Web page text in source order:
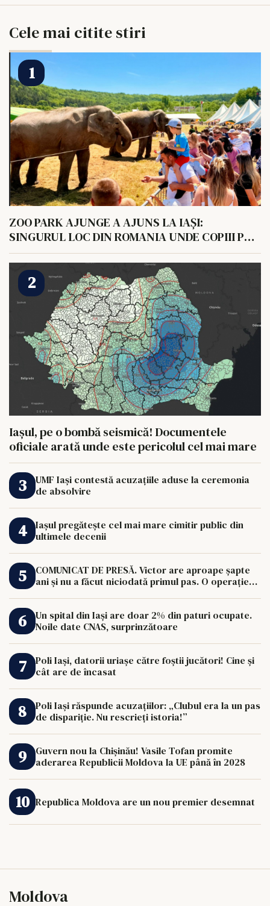
Cele mai citite stiri
ZOO PARK AJUNGE A AJUNS LA IAȘI:
SINGURUL LOC DIN ROMANIA UNDE COPIII POT
HRANI UN ELEFANT
Iașul, pe o bombă seismică! Documentele
oficiale arată unde este pericolul cel mai mare
UMF Iași contestă acuzațiile aduse la ceremonia
de absolvire
Iașul pregătește cel mai mare cimitir public din
ultimele decenii
COMUNICAT DE PRESĂ. Victor are aproape șapte
ani și nu a făcut niciodată primul pas. O operație
Un spital din Iași are doar 2% din paturi ocupate.
Noile date CNAS, surprinzătoare
Poli Iași, datorii uriașe către foștii jucători! Cine și
cât are de încasat
Poli Iași răspunde acuzațiilor: „Clubul era la un pas
de dispariție. Nu rescrieți istoria!”
Guvern nou la Chișinău! Vasile Tofan promite
aderarea Republicii Moldova la UE până în 2028
Republica Moldova are un nou premier desemnat
Moldova